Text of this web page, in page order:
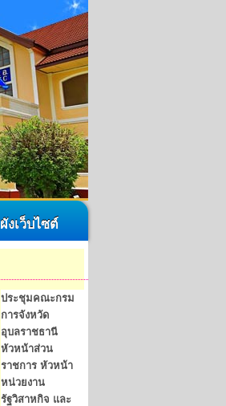
ผังเว็บไซต์
ประชุมคณะกรม
การจังหวัด
อุบลราชธานี
หัวหน้าส่วน
ราชการ หัวหน้า
หน่วยงาน
รัฐวิสาหกิจ และ